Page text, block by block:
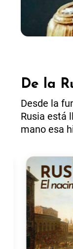
De la
Desde la
Rusia está
mano esa